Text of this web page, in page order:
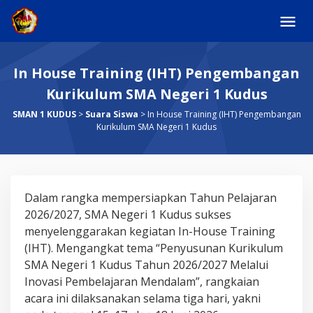
Skip
content
In House Training (IHT) Pengembangan
Kurikulum SMA Negeri 1 Kudus
SMAN 1 KUDUS> Suara Siswa > In House Training (IHT) Pengembangan
Kurikulum SMA Negeri 1 Kudus
In
House
Training
(IHT)
Pengembangan
Kurikulum
SMA
Dalam rangka mempersiapkan Tahun Pelajaran
2026/2027, SMA Negeri 1 Kudus sukses
menyelenggarakan kegiatan In-House Training
(IHT). Mengangkat tema “Penyusunan Kurikulum
SMA Negeri 1 Kudus Tahun 2026/2027 Melalui
Inovasi Pembelajaran Mendalam”, rangkaian
acara ini dilaksanakan selama tiga hari, yakni